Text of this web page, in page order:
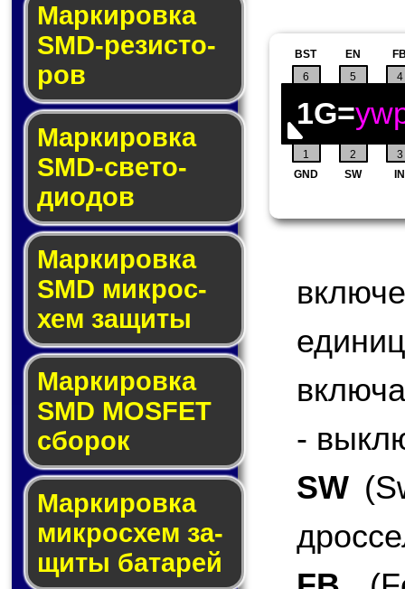
Маркировка
SMD-ре­зис­то­
ров
Маркировка
SMD-све­то­
дио­дов
Мар­ки­ров­ка
SMD мик­рос­
хем защиты
Мар­ки­ров­ка
SMD MOSFET
сбо­рок
Мар­ки­ров­ка
мик­ро­схем за­
щи­ты ба­та­рей
1 2 3
4
GND SW IN
EN
5
6
BST
1G=
-
SW